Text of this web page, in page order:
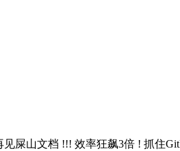
见屎山文档 !!! 效率狂飙3倍 ! 抓住